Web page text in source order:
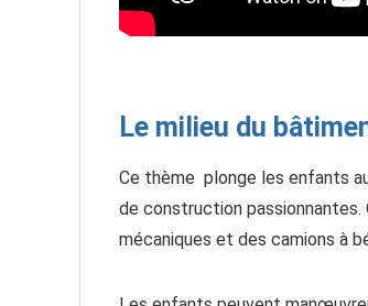
Le milieu du
Ce thème plonge les enfants
de construction
mécaniques et des camions à